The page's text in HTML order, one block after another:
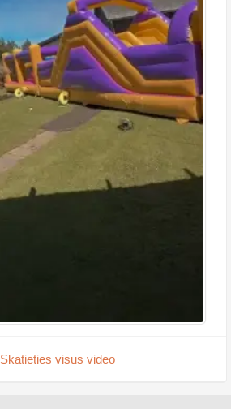
Skatieties visus video